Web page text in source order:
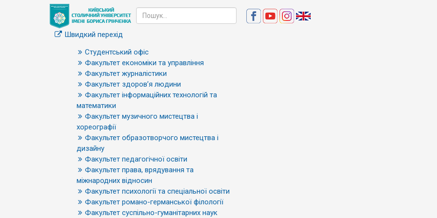
Швидкий перехід
Студентський офіс
Факультет економіки та управління
Факультет журналістики
Факультет здоров’я людини
Факультет інформаційних технологій та
математики
Факультет музичного мистецтва і
хореографії
Факультет образотворчого мистецтва і
дизайну
Факультет педагогічної освіти
Факультет права, врядування та
міжнародних відносин
Факультет психології та спеціальної освіти
Факультет романо-германської філології
Факультет суспільно-гуманітарних наук